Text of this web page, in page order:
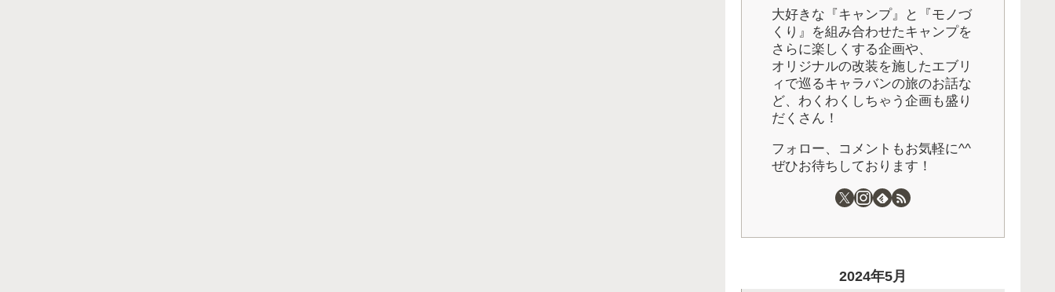
大好きな『キャンプ』と『モノづ
くり』を組み合わせたキャンプを
さらに楽しくする企画や、
オリジナルの改装を施したエブリ
ィで巡るキャラバンの旅のお話な
ど、わくわくしちゃう企画も盛り
だくさん！
フォロー、コメントもお気軽に^^
ぜひお待ちしております！
2024年5月